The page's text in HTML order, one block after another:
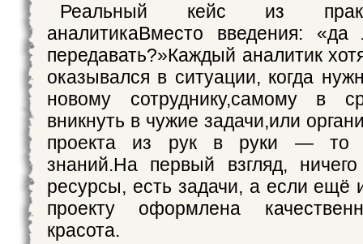
Реальный кейс из
аналитикаВместо введения:
передавать?»Каждый аналитик
оказывался в ситуации, когда
новому сотруднику,самому в
вникнуть в чужие задачи,или
проекта из рук в руки — то
знаний.На первый взгляд,
ресурсы, есть задачи, а если ещё
проекту оформлена
красота.